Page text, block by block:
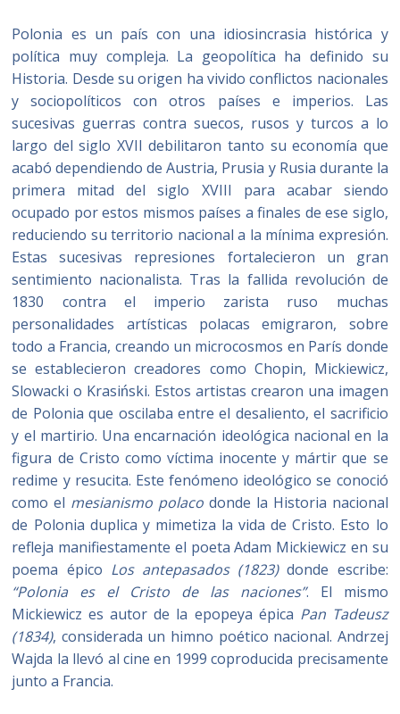
Polonia es un país con una idiosincrasia histórica y
política muy compleja. La geopolítica ha definido su
Historia. Desde su origen ha vivido conflictos nacionales
y sociopolíticos con otros países e imperios. Las
sucesivas guerras contra suecos, rusos y turcos a lo
largo del siglo XVII debilitaron tanto su economía que
acabó dependiendo de Austria, Prusia y Rusia durante la
primera mitad del siglo XVIII para acabar siendo
ocupado por estos mismos países a finales de ese siglo,
reduciendo su territorio nacional a la mínima expresión.
Estas sucesivas represiones fortalecieron un gran
sentimiento nacionalista. Tras la fallida revolución de
1830 contra el imperio zarista ruso muchas
personalidades artísticas polacas emigraron, sobre
todo a Francia, creando un microcosmos en París donde
se establecieron creadores como Chopin, Mickiewicz,
Slowacki o Krasiński. Estos artistas crearon una imagen
de Polonia que oscilaba entre el desaliento, el sacrificio
y el martirio. Una encarnación ideológica nacional en la
figura de Cristo como víctima inocente y mártir que se
redime y resucita. Este fenómeno ideológico se conoció
como el mesianismo polaco donde la Historia nacional
de Polonia duplica y mimetiza la vida de Cristo. Esto lo
refleja manifiestamente el poeta Adam Mickiewicz en su
poema épico Los antepasados (1823)donde escribe:
“Polonia es el Cristo de las naciones”. El mismo
Mickiewicz es autor de la epopeya épica Pan Tadeusz
(1834), considerada un himno poético nacional. Andrzej
Wajda la llevó al cine en 1999 coproducida precisamente
junto a Francia.